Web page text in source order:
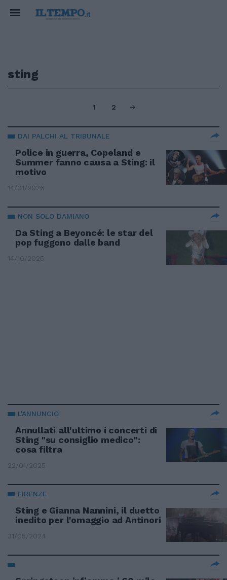
sting
1 2
DAI PALCHI AL TRIBUNALE
Police in guerra, Copeland e
Summer fanno causa a Sting: il
motivo
14/01/2026
NON SOLO DAMIANO
Da Sting a Beyoncé: le star del
pop fuggono dalle band
14/10/2025
L'ANNUNCIO
Annullati all'ultimo i concerti di
Sting "su consiglio medico":
cosa filtra
22/01/2025
FIRENZE
Sting e Gianna Nannini, il duetto
inedito per l'omaggio ad Antinori
31/05/2024